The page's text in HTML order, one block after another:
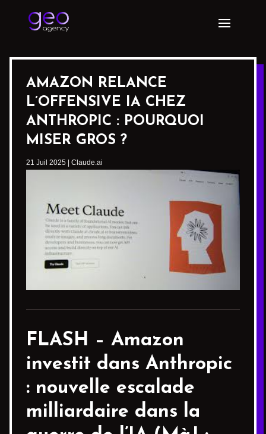
AMAZON RELANCE
L’OFFENSIVE IA CHEZ
ANTHROPIC : POURQUOI
MISER GROS ?
21 Juil 2025 Claude.ai
FLASH – Amazon
investit dans Anthropic
: nouvelle escalade
milliardaire dans la